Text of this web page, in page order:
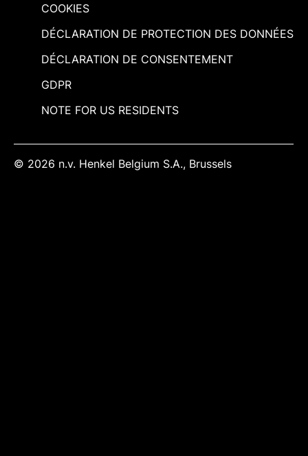
COOKIES
DÉCLARATION DE PROTECTION DES DONNÉES
DÉCLARATION DE CONSENTEMENT
GDPR
NOTE FOR US RESIDENTS
© 2026 n.v. Henkel Belgium S.A., Brussels